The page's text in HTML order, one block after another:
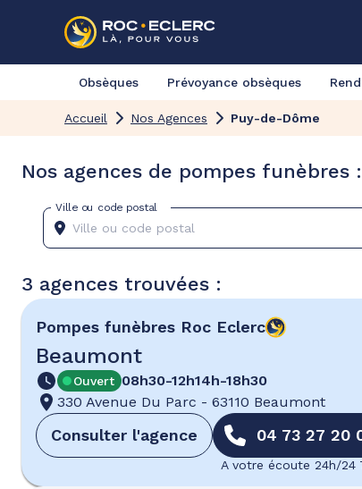
Obsèques Prévoyance obsèques
Accueil Nos Agences Puy-de-Dôme
Nos agences de pompes funèbres
Ville ou code postal
3 agences trouvées :
Pompes funèbres Roc Eclerc
Beaumont
Ouvert 08h30-12h14h-18h30
330 Avenue Du Parc - 63110 Beaumont
Consulter l'agence 04 73 27 20
A votre écoute 24h/24